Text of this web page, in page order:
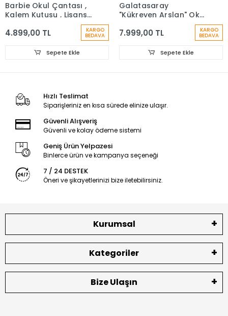
Barbie Okul Çantası ,
Kalem Kutusu , Lisanslı
4.899,00 TL KARGO
BEDAVA
Sepete Ekle
Galatasaray
"Kükreyen Arslan" Okul
Kalem Çantası, Özel
Matara Set
7.999,00 TL KARGO
BEDAVA
Sepete Ekle
Hızlı Teslimat
Siparişleriniz en kısa sürede elinize ulaşır.
Güvenli Alışveriş
Güvenli ve kolay ödeme sistemi
Geniş Ürün Yelpazesi
Binlerce ürün ve kampanya seçeneği
7 / 24 DESTEK
Öneri ve şikayetlerinizi bize iletebilirsiniz.
Kurumsal
Kategoriler
Bize Ulaşın